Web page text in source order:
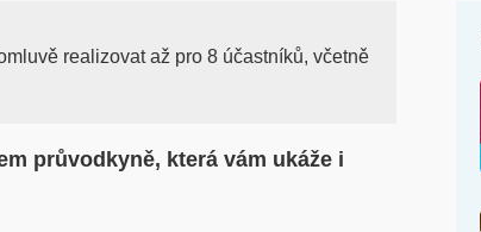
realizovat až pro 8 účastníků, včetně
průvodkyně, která vám ukáže i